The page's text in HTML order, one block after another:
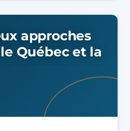
approches
Québec et la